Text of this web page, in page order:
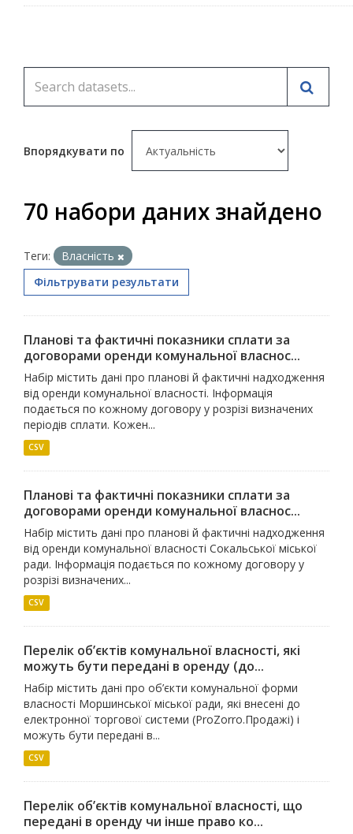
Впорядкувати по
70 набори даних знайдено
Теги:
Власність
Фільтрувати результати
Планові та фактичні показники сплати за
договорами оренди комунальної власнос...
Набір містить дані про планові й фактичні надходження
від оренди комунальної власності. Інформація
подається по кожному договору у розрізі визначених
періодів сплати. Кожен...
CSV
Планові та фактичні показники сплати за
договорами оренди комунальної власнос...
Набір містить дані про планові й фактичні надходження
від оренди комунальної власності Сокальської міської
ради. Інформація подається по кожному договору у
розрізі визначених...
CSV
Перелік об’єктів комунальної власності, які
можуть бути передані в оренду (до...
Набір містить дані про об’єкти комунальної форми
власності Моршинської міської ради, які внесені до
електронної торгової системи (ProZorro.Продажі) і
можуть бути передані в...
CSV
Перелік об’єктів комунальної власності, що
передані в оренду чи інше право ко...